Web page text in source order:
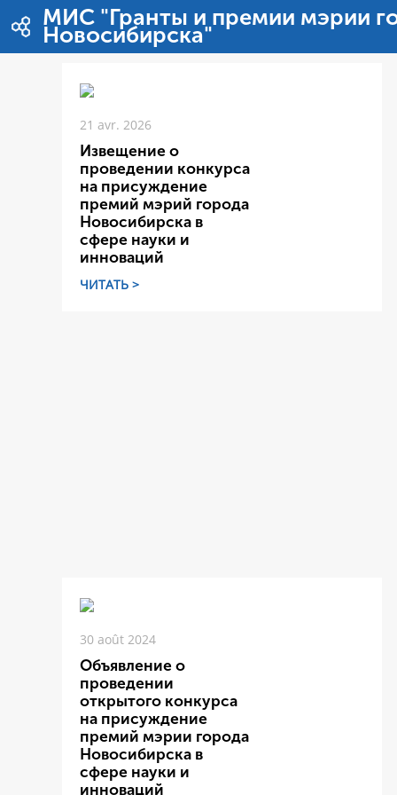
Saut au contenu
МИС "Гранты и премии мэрии
Новосибирска"
21 avr. 2026
Извещение о
проведении конкурса
на присуждение
премий мэрий города
Новосибирска в
сфере науки и
инноваций
ЧИТАТЬ >
30 août 2024
Объявление о
проведении
открытого конкурса
на присуждение
премий мэрии города
Новосибирска в
сфере науки и
инноваций